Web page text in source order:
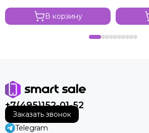
В корзину
+7(495)152-01-52
Заказать звонок
Telegram